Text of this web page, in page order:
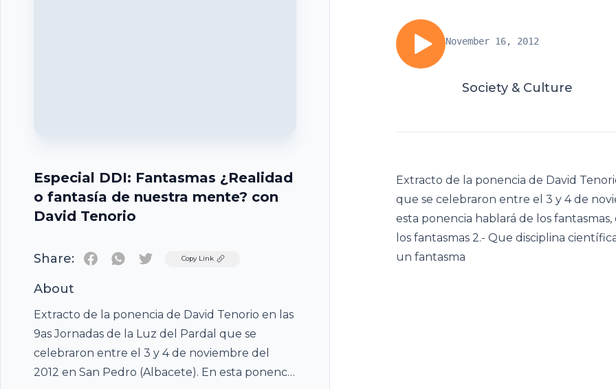
Especial DDI: Fantasmas ¿Realidad
o fantasía de nuestra mente? con
David Tenorio
Share: TwitterCopy Link
About
Extracto de la ponencia de David Tenorio en las
9as Jornadas de la Luz del Pardal que se
celebraron entre el 3 y 4 de noviembre del
2012 en San Pedro (Albacete). En esta ponencia
November 16, 2012
Society & Culture
Extracto de la ponencia de David
que se celebraron entre el 3 y 4 de
esta ponencia hablará de los
los fantasmas 2.- Que disciplina
un fantasma
Footer